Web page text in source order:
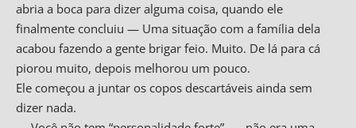
abria a boca para dizer alguma coisa, quando ele
finalmente concluiu — Uma situação com a família dela
acabou fazendo a gente brigar feio. Muito. De lá para cá
piorou muito, depois melhorou um pouco.
Ele começou a juntar os copos descartáveis ainda sem
dizer nada.